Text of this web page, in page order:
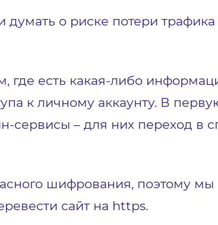
думать о риске потери трафика
где есть какая-либо
к личному аккаунту. В
сервисы – для них переход в
шифрования, поэтому мы
сайт на https.